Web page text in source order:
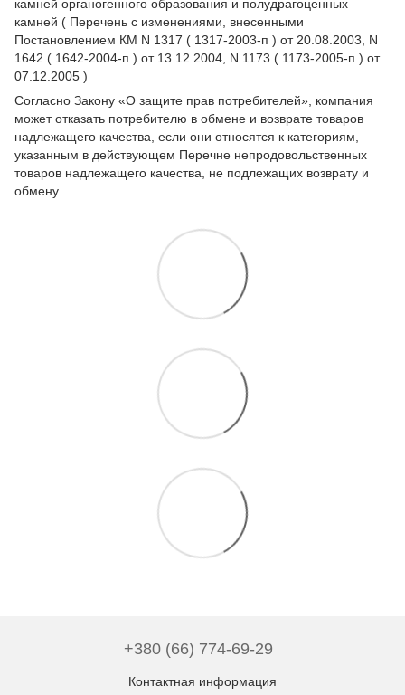
камней органогенного образования и полудрагоценных
камней ( Перечень с изменениями, внесенными
Постановлением КМ N 1317 ( 1317-2003-п ) от 20.08.2003, N
1642 ( 1642-2004-п ) от 13.12.2004, N 1173 ( 1173-2005-п ) от
07.12.2005 )
Согласно Закону «О защите прав потребителей» , компания
может отказать потребителю в обмене и возврате товаров
надлежащего качества, если они относятся к категориям,
указанным в действующем Перечне непродовольственных
товаров надлежащего качества, не подлежащих возврату и
обмену.
+380 (66) 774-69-29
Контактная информация